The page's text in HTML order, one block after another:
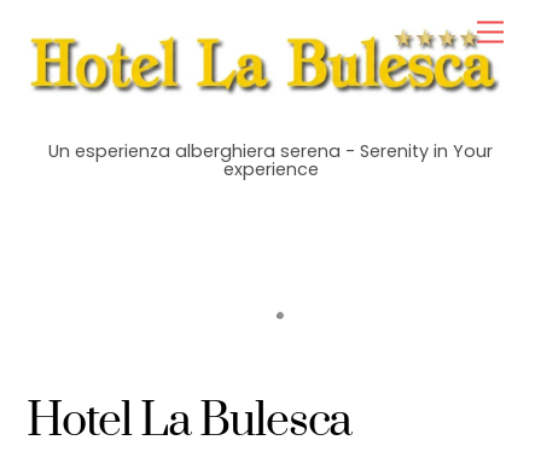
content
Un esperienza alberghiera serena - Serenity in Your
experience
Hotel La Bulesca